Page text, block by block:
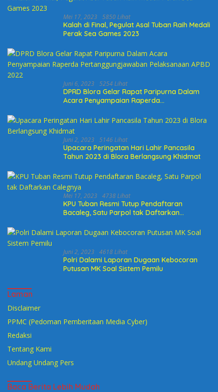
Mei 17, 2023 5850 Lihat
Kalah di Final, Pegulat Asal Tuban Raih Medali
Perak Sea Games 2023
Juni 6, 2023 5254 Lihat
DPRD Blora Gelar Rapat Paripurna Dalam
Acara Penyampaian Raperda
2022
Juni 2, 2023 5146 Lihat
Upacara Peringatan Hari Lahir Pancasila
Tahun 2023 di Blora Berlangsung Khidmat
Mei 17, 2023 4738 Lihat
KPU Tuban Resmi Tutup Pendaftaran
Bacaleg, Satu Parpol tak Daftarkan
Juni 2, 2023 4618 Lihat
Polri Dalami Laporan Dugaan Kebocoran
Putusan MK Soal Sistem Pemilu
Laman
Disclaimer
PPMC (Pedoman Pemberitaan Media Cyber)
Redaksi
Tentang Kami
Undang Undang Pers
Baca Berita Lebih Mudah